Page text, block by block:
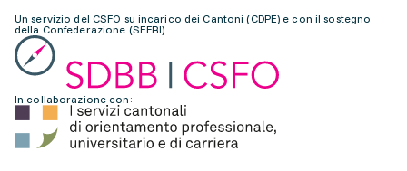
Un servizio del CSFO su incarico dei Cantoni (CDPE) e con il sostegno
della Confederazione (SEFRI)
In collaborazione con: